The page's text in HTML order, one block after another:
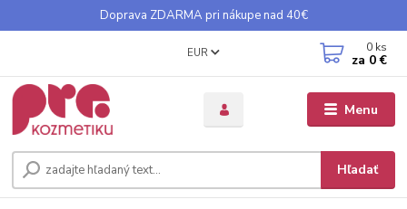
Doprava ZDARMA pri nákupe nad 40€
Menu
EUR
Hľadať
0 ks
za 0 €